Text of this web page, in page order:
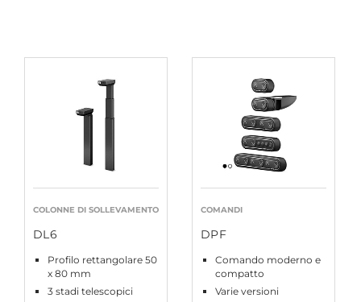
COLONNE DI SOLLEVAMENTO
DL6
Profilo rettangolare 50
x 80 mm
3 stadi telescopici
COMANDI
DPF
Comando moderno e
compatto
Varie versioni